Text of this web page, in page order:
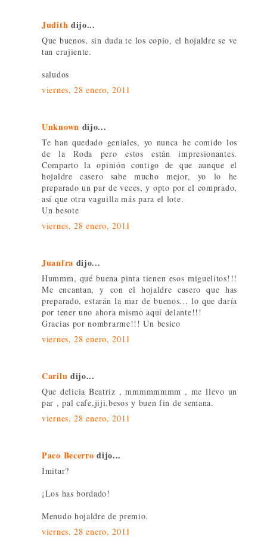
Judith dijo...
Que buenos, sin duda te los copio, el hojaldre se ve
tan crujiente.
saludos
viernes, 28 enero, 2011
Unknown dijo...
Te han quedado geniales, yo nunca he comido los
de la Roda pero estos están impresionantes.
Comparto la opinión contigo de que aunque el
hojaldre casero sabe mucho mejor, yo lo he
preparado un par de veces, y opto por el comprado,
así que otra vaguilla más para el lote.
Un besote
viernes, 28 enero, 2011
Juanfra dijo...
Hummm, qué buena pinta tienen esos miguelitos!!!
Me encantan, y con el hojaldre casero que has
preparado, estarán la mar de buenos... lo que daría
por tener uno ahora mismo aquí delante!!!
Gracias por nombrarme!!! Un besico
viernes, 28 enero, 2011
Carilu dijo...
Que delicia Beatriz , mmmmmmmm , me llevo un
par , pal cafe,jiji.besos y buen fin de semana.
viernes, 28 enero, 2011
Paco Becerro dijo...
Imitar?
¡Los has bordado!
Menudo hojaldre de premio.
viernes, 28 enero, 2011